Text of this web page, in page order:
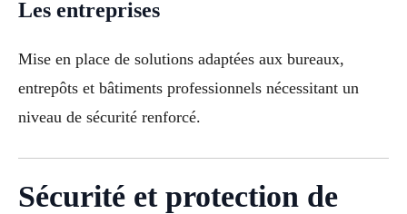
Les entreprises
Mise en place de solutions adaptées aux bureaux,
entrepôts et bâtiments professionnels nécessitant un
niveau de sécurité renforcé.
Sécurité et protection de